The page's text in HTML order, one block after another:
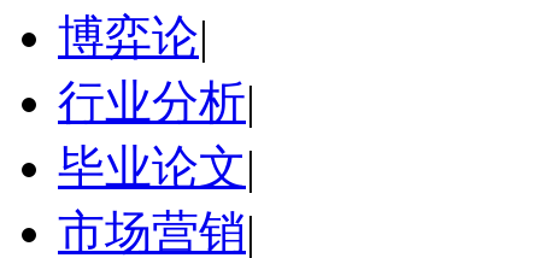
博弈论|
行业分析|
毕业论文|
市场营销|